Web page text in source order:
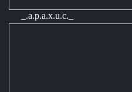
_.a.p.a.x.u.c._